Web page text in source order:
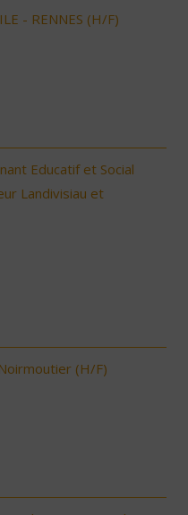
- RENNES (H/F)
Educatif et Social
Landivisiau et
(H/F)